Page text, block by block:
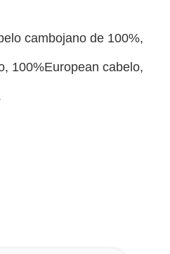
cambojano de 100%,
100%European cabelo,